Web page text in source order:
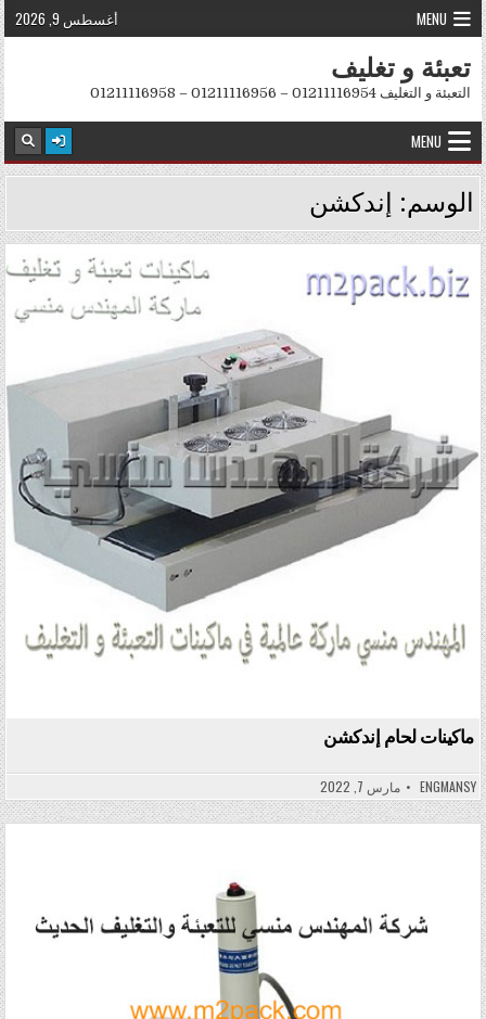
Skip to content
MENU أغسطس 9, 2026
تعبئة و تغليف
التعبئة و التغليف 01211116954 – 01211116956 – 01211116958
MENU
الوسم: إندكشن
Posted in
ماكينات لحام إندكشن
ENGMANSY مارس 7, 2022